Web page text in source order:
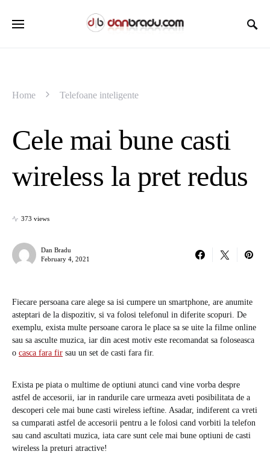
Home Telefoane inteligente
Cele mai bune casti
wireless la pret redus
373 views
Dan Bradu
February 4, 2021
Fiecare persoana care alege sa isi cumpere un smartphone, are anumite
asteptari de la dispozitiv, si va folosi telefonul in diferite scopuri. De
exemplu, exista multe persoane carora le place sa se uite la filme online
sau sa asculte muzica, iar din acest motiv este recomandat sa foloseasca
o casca fara fir sau un set de casti fara fir.
Exista pe piata o multime de optiuni atunci cand vine vorba despre
astfel de accesorii, iar in randurile care urmeaza aveti posibilitata de a
descoperi cele mai bune casti wireless ieftine. Asadar, indiferent ca vreti
sa cumparati astfel de accesorii pentru a le folosi cand vorbiti la telefon
sau cand ascultati muzica, iata care sunt cele mai bune optiuni de casti
wireless la preturi atractive!